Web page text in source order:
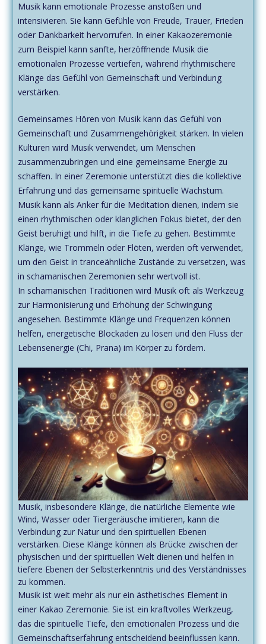
Musik kann emotionale Prozesse anstoßen und
intensivieren. Sie kann Gefühle von Freude, Trauer, Frieden
oder Dankbarkeit hervorrufen. In einer Kakaozeremonie
zum Beispiel kann sanfte, herzöffnende Musik die
emotionalen Prozesse vertiefen, während rhythmischere
Klänge das Gefühl von Gemeinschaft und Verbindung
verstärken.
Gemeinsames Hören von Musik kann das Gefühl von
Gemeinschaft und Zusammengehörigkeit stärken. In vielen
Kulturen wird Musik verwendet, um Menschen
zusammenzubringen und eine gemeinsame Energie zu
schaffen. In einer Zeremonie unterstützt dies die kollektive
Erfahrung und das gemeinsame spirituelle Wachstum.
Musik kann als Anker für die Meditation dienen, indem sie
einen rhythmischen oder klanglichen Fokus bietet, der den
Geist beruhigt und hilft, in die Tiefe zu gehen. Bestimmte
Klänge, wie Trommeln oder Flöten, werden oft verwendet,
um den Geist in tranceähnliche Zustände zu versetzen, was
in schamanischen Zeremonien sehr wertvoll ist.
In schamanischen Traditionen wird Musik oft als Werkzeug
zur Harmonisierung und Erhöhung der Schwingung
angesehen. Bestimmte Klänge und Frequenzen können
helfen, energetische Blockaden zu lösen und den Fluss der
Lebensenergie (Chi, Prana) im Körper zu fördern.
Musik, insbesondere Klänge, die natürliche Elemente wie
Wind, Wasser oder Tiergeräusche imitieren, kann die
Verbindung zur Natur und den spirituellen Ebenen
verstärken. Diese Klänge können als Brücke zwischen der
physischen und der spirituellen Welt dienen und helfen in
tiefere Ebenen der Selbsterkenntnis und des Verständnisses
zu kommen.
Musik ist weit mehr als nur ein ästhetisches Element in
einer Kakao Zeremonie. Sie ist ein kraftvolles Werkzeug,
das die spirituelle Tiefe, den emotionalen Prozess und die
Gemeinschaftserfahrung entscheidend beeinflussen kann.